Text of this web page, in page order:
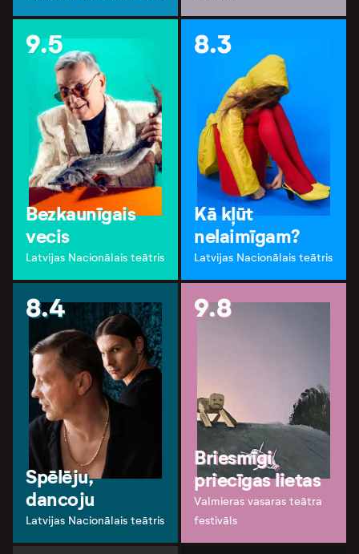
9.5
Bezkaunīgais
vecis
Latvijas Nacionālais teātris
8.3
Kā kļūt
nelaimīgam?
Latvijas Nacionālais teātris
8.4
Spēlēju,
dancoju
Latvijas Nacionālais teātris
9.8
Briesmīgi
priecīgas lietas
Valmieras vasaras teātra
festivāls